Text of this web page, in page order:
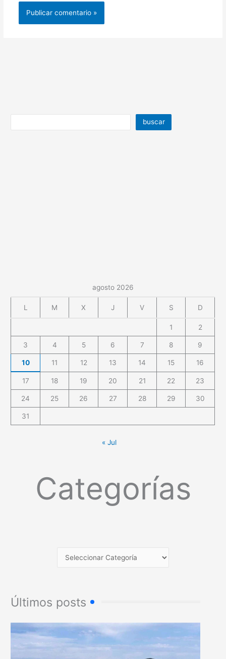
buscar
agosto 2026
L M X J V S D
1 2
3 4 5 6 7 8 9
10 11 12 13 14 15 16
17 18 19 20 21 22 23
24 25 26 27 28 29 30
31
« Jul
Categorías
Últimos posts